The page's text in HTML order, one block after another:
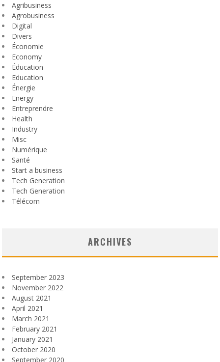
Agribusiness
Agrobusiness
Digital
Divers
Économie
Economy
Éducation
Education
Énergie
Energy
Entreprendre
Health
Industry
Misc
Numérique
Santé
Start a business
Tech Generation
Tech Generation
Télécom
ARCHIVES
September 2023
November 2022
August 2021
April 2021
March 2021
February 2021
January 2021
October 2020
September 2020